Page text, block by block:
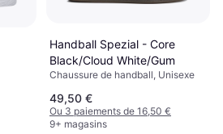
Handball Spezial - Core
Black/Cloud White/Gum
Chaussure de handball, Unisexe
49,50 €
Ou 3 paiements de 16,50 €
9+ magasins